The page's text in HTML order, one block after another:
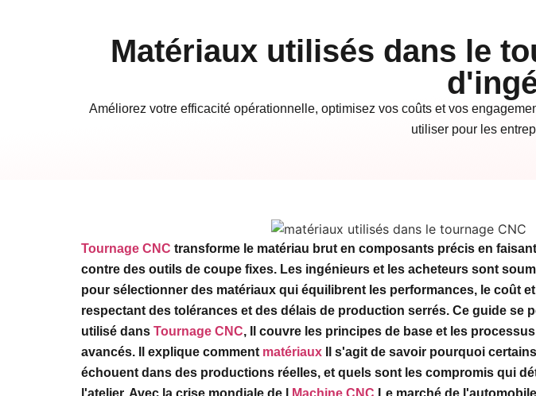
Matériaux utilisés dans le
Améliorez votre efficacité opérationnelle, optimisez vos coûts et vos
utiliser pour les
Tournage CNC transforme le matériau brut en composants précis en
contre des outils de coupe fixes. Les ingénieurs et les acheteurs sont
pour sélectionner des matériaux qui équilibrent les performances, le coût
respectant des tolérances et des délais de production serrés. Ce guide se
utilisé dans Tournage CNC, Il couvre les principes de base et les
avancés. Il explique comment matériaux
Il s'agit de savoir pourquoi
échouent dans des productions réelles, et quels sont les compromis qui
l'atelier. Avec la crise mondiale de l
Machine CNC Le marché de